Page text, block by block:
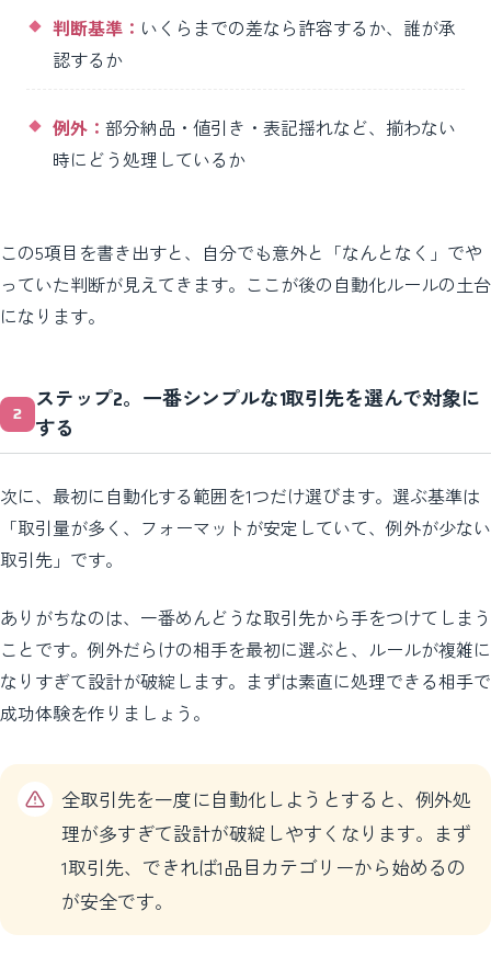
判断基準： いくらまでの差なら許容するか、誰が承
認するか
例外： 部分納品・値引き・表記揺れなど、揃わない
時にどう処理しているか
この5項目を書き出すと、自分でも意外と「なんとなく」でや
っていた判断が見えてきます。ここが後の自動化ルールの土台
になります。
ステップ2。一番シンプルな1取引先を選んで対象に
する
次に、最初に自動化する範囲を1つだけ選びます。選ぶ基準は
「取引量が多く、フォーマットが安定していて、例外が少ない
取引先」です。
ありがちなのは、一番めんどうな取引先から手をつけてしまう
ことです。例外だらけの相手を最初に選ぶと、ルールが複雑に
なりすぎて設計が破綻します。まずは素直に処理できる相手で
成功体験を作りましょう。
全取引先を一度に自動化しようとすると、例外処
理が多すぎて設計が破綻しやすくなります。まず
1取引先、できれば1品目カテゴリーから始めるの
が安全です。